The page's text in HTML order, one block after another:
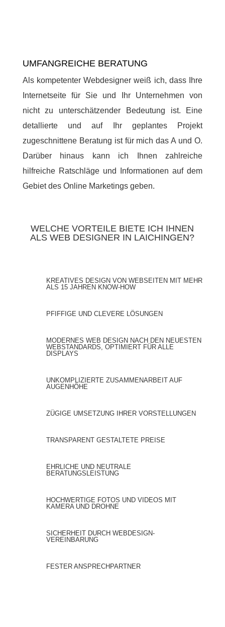
UMFANGREICHE BERATUNG
Als kompetenter Webdesigner weiß ich, dass Ihre
Internetseite für Sie und Ihr Unternehmen von
nicht zu unterschätzender Bedeutung ist. Eine
detallierte und auf Ihr geplantes Projekt
zugeschnittene Beratung ist für mich das A und O.
Darüber hinaus kann ich Ihnen zahlreiche
hilfreiche Ratschläge und Informationen auf dem
Gebiet des Online Marketings geben.
WELCHE VORTEILE BIETE ICH IHNEN
ALS WEB DESIGNER IN LAICHINGEN?
KREATIVES DESIGN VON WEBSEITEN MIT MEHR
ALS 15 JAHREN KNOW-HOW
PFIFFIGE UND CLEVERE LÖSUNGEN
MODERNES WEB DESIGN NACH DEN NEUESTEN
WEBSTANDARDS, OPTIMIERT FÜR ALLE
DISPLAYS
UNKOMPLIZIERTE ZUSAMMENARBEIT AUF
AUGENHÖHE
ZÜGIGE UMSETZUNG IHRER VORSTELLUNGEN
TRANSPARENT GESTALTETE PREISE
EHRLICHE UND NEUTRALE
BERATUNGSLEISTUNG
HOCHWERTIGE FOTOS UND VIDEOS MIT
KAMERA UND DROHNE
SICHERHEIT DURCH WEBDESIGN-
VEREINBARUNG
FESTER ANSPRECHPARTNER